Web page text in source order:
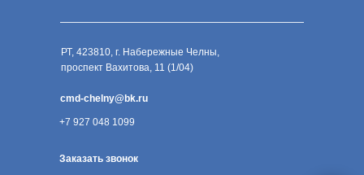
РТ, 423810, г. Набережные Челны,
проспект Вахитова, 11 (1/04)
cmd-chelny@bk.ru
Заказать звонок
+7 927 048 1099